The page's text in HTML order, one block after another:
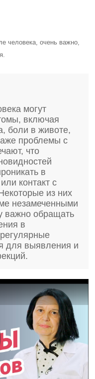
человека, очень важно,
могут
включая
боли в животе,
проблемы с
что
в
контакт с
из них
незамеченными
важно обращать
в
для выявления и